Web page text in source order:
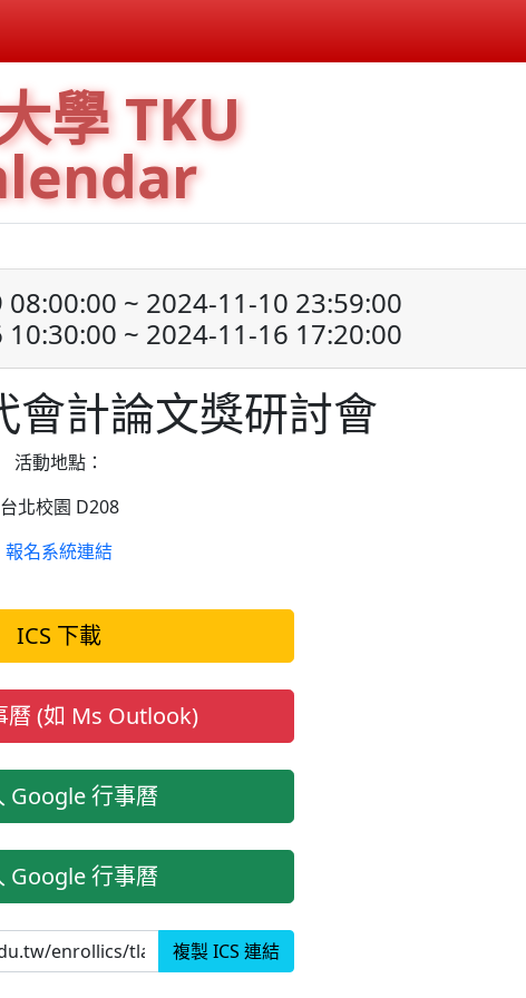
學 TKU
~ 2024-11-10 23:59:00
~ 2024-11-16 17:20:00
會計論文獎研討會
活動地點：
台北校園 D208
報名系統連結
ICS 下載
曆 (如 Ms Outlook)
Google 行事曆
Google 行事曆
複製 ICS 連結